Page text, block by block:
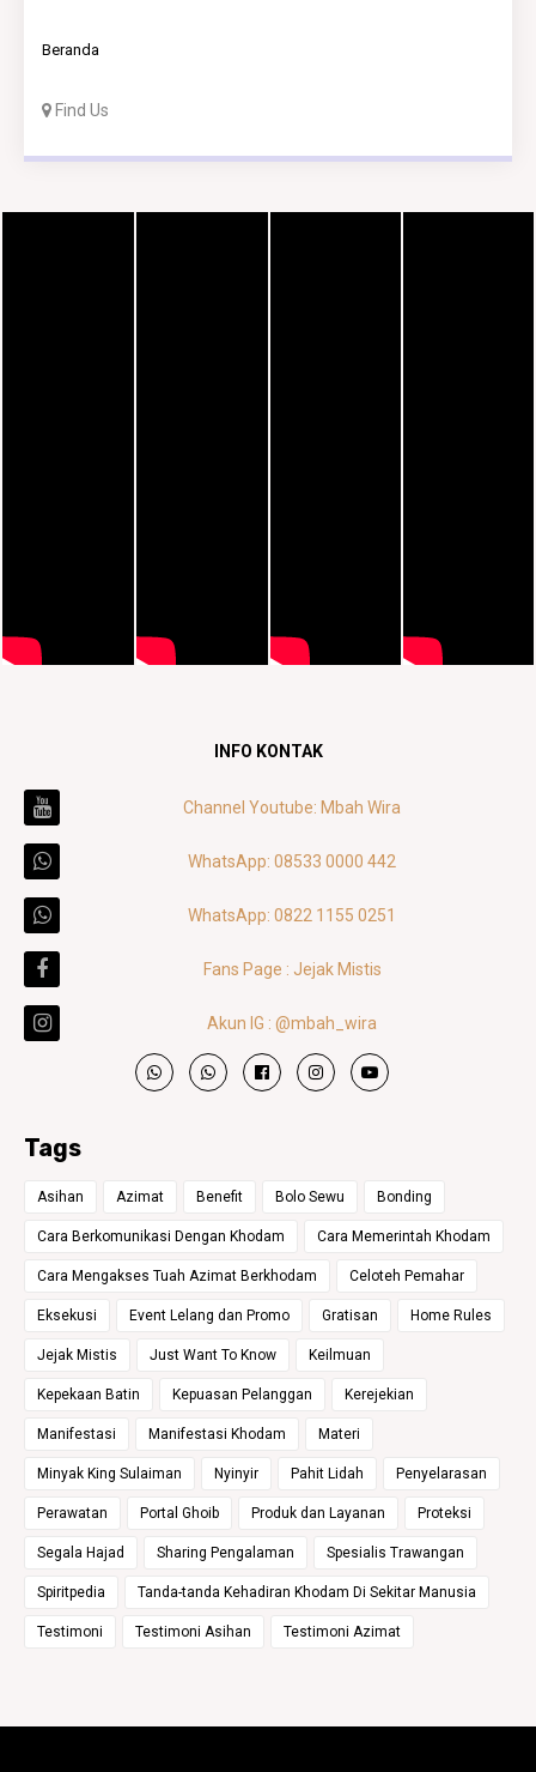
Beranda
Find Us
INFO KONTAK
Channel Youtube: Mbah Wira
WhatsApp: 08533 0000 442
WhatsApp: 0822 1155 0251
Fans Page : Jejak Mistis
Akun IG : @mbah_wira
Tags
Asihan Azimat Benefit Bolo Sewu Bonding
Cara Berkomunikasi Dengan Khodam Cara Memerintah Khodam
Cara Mengakses Tuah Azimat Berkhodam Celoteh Pemahar
Eksekusi Event Lelang dan Promo Gratisan Home Rules
Jejak Mistis Just Want To Know Keilmuan
Kepekaan Batin Kepuasan Pelanggan Kerejekian
Manifestasi Manifestasi Khodam Materi
Minyak King Sulaiman Nyinyir Pahit Lidah Penyelarasan
Perawatan Portal Ghoib Produk dan Layanan Proteksi
Segala Hajad Sharing Pengalaman Spesialis Trawangan
Spiritpedia Tanda-tanda Kehadiran Khodam Di Sekitar Manusia
Testimoni Testimoni Asihan Testimoni Azimat